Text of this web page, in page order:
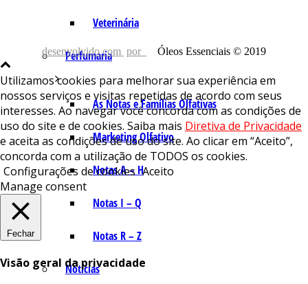
Veterinária
Perfumaria
As Notas e Famílias Olfativas
Marketing Olfativo
Notas A – H
Notas I – Q
Notas R – Z
Notícias
desenvolvido com por Óleos Essenciais © 2019
Utilizamos cookies para melhorar sua experiência em
nossos serviços e visitas repetidas de acordo com seus
interesses. Ao navegar você concorda com as condições de
uso do site e de cookies. Saiba mais Diretiva de Privacidade
e aceita as condições de uso do site. Ao clicar em “Aceito”,
concorda com a utilização de TODOS os cookies.
Configurações de cookies Aceito
Manage consent
Fechar
Visão geral da privacidade